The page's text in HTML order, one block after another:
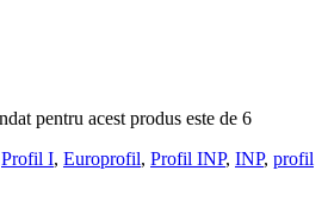
pentru acest produs este de 6
Profil I, Europrofil, Profil INP, INP, profil